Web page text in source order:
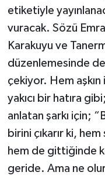
etiketiyle
vuracak. Sözü
Karakuyu ve
düzenlemesinde
çekiyor. Hem aşkın
yakıcı bir hatıra
anlatan şarkı için;
birini çıkarır ki,
hem de gittiğinde
geride. Ama ne